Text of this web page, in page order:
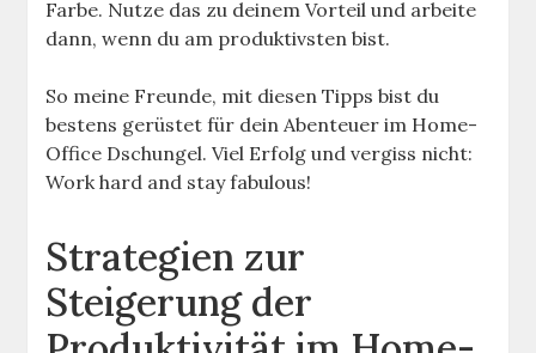
Farbe. Nutze das zu deinem Vorteil und arbeite
dann, wenn du am produktivsten bist.
So meine Freunde, mit diesen Tipps bist du
bestens gerüstet für dein Abenteuer im Home-
Office Dschungel. Viel Erfolg und vergiss nicht:
Work hard and stay fabulous!
Strategien zur
Steigerung der